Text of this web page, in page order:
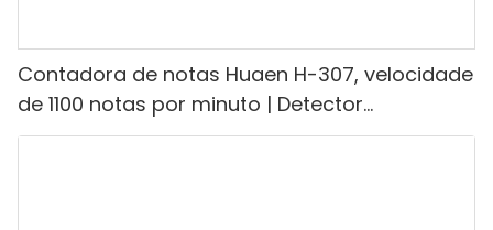
Contadora de notas Huaen H-307, velocidade
de 1100 notas por minuto | Detector
UV/Magnético/Infravermelho/Falsificante,